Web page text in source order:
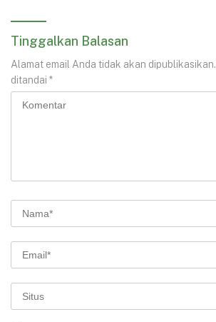
Tinggalkan Balasan
Alamat email Anda tidak akan dipublikasikan.
ditandai *